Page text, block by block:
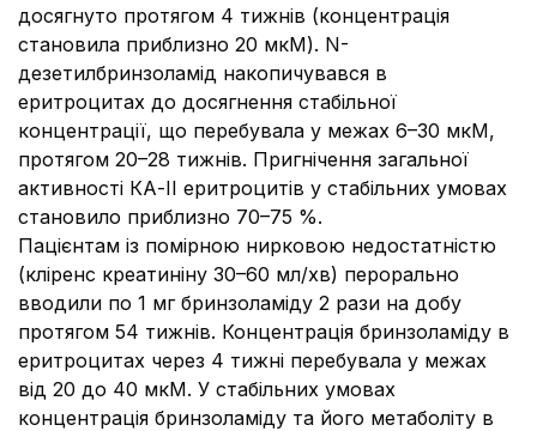
досягнуто протягом 4 тижнів (концентрація
становила приблизно 20 мкМ). N-
дезетилбринзоламід накопичувався в
еритроцитах до досягнення стабільної
концентрації, що перебувала у межах 6–30 мкМ,
протягом 20–28 тижнів. Пригнічення загальної
активності КА-ІІ еритроцитів у стабільних умовах
становило приблизно 70–75 %.
Пацієнтам із помірною нирковою недостатністю
(кліренс креатиніну 30–60 мл/хв) перорально
вводили по 1 мг бринзоламіду 2 рази на добу
протягом 54 тижнів. Концентрація бринзоламіду в
еритроцитах через 4 тижні перебувала у межах
від 20 до 40 мкМ. У стабільних умовах
концентрація бринзоламіду та його метаболіту в